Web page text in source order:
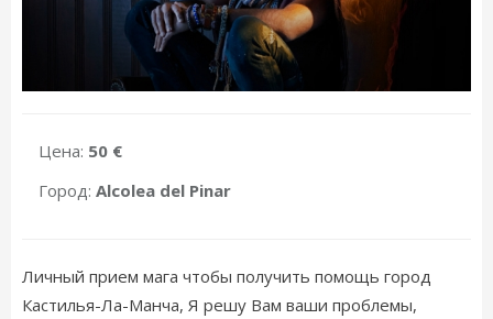
Цена: 50 €
Город: Alcolea del Pinar
Личный прием мага чтобы получить помощь город
Кастилья-Ла-Манча, Я решу Вам ваши проблемы,